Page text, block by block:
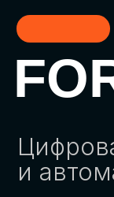
Цифровая
и